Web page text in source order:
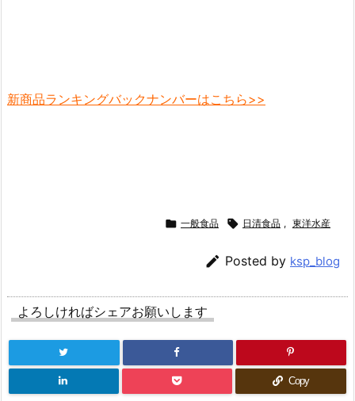
新商品ランキングバックナンバーはこちら>>
 一般食品  日清食品 , 東洋水産
 Posted by ksp_blog
よろしければシェアお願いします
Copy